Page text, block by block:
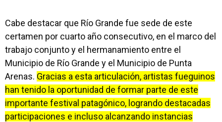
Cabe destacar que Río Grande fue sede de este
certamen por cuarto año consecutivo, en el marco del
trabajo conjunto y el hermanamiento entre el
Municipio de Río Grande y el Municipio de Punta
Arenas. Gracias a esta articulación, artistas fueguinos
han tenido la oportunidad de formar parte de este
importante festival patagónico, logrando destacadas
participaciones e incluso alcanzando instancias